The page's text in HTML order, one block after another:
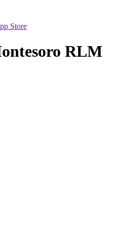
Store
RLM